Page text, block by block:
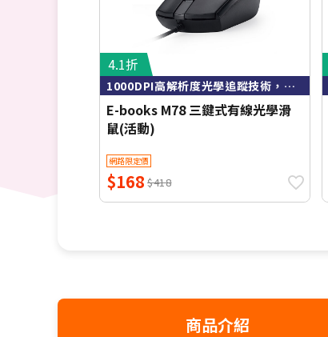
4.1折
1000DPI高解析度光學追蹤技術，定位精準
E-books M78 三鍵式有線光學滑
鼠(活動)
網路限定價
$168 $418
商品介紹